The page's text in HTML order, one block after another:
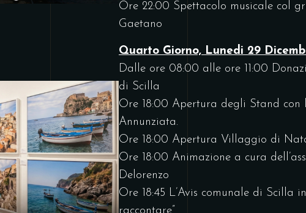
Ore 22:00 Spettacolo musicale col
Gaetano
Quarto Giorno, Lunedi 29
Dalle ore 08:00 alle ore 11:00
di Scilla
Ore 18:00 Apertura degli Stand
Annunziata.
Ore 18:00 Apertura Villaggio di
Ore 18:00 Animazione a cura
Delorenzo
Ore 18:45 L’Avis comunale di